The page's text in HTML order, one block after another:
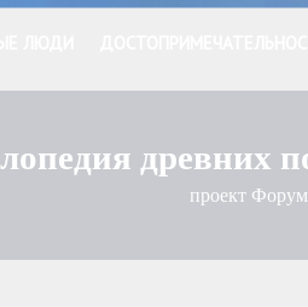
древних
проект